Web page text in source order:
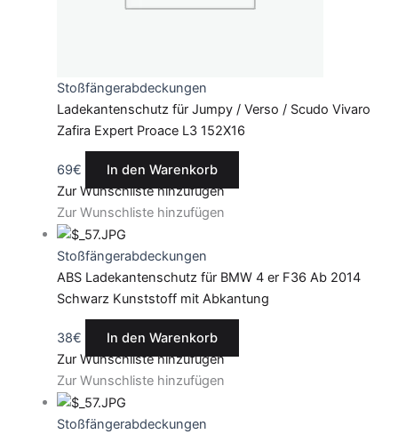
Stoßfängerabdeckungen
Ladekantenschutz für Jumpy / Verso / Scudo Vivaro
Zafira Expert Proace L3 152X16
69€
In den Warenkorb
Zur Wunschliste hinzufügen
Zur Wunschliste hinzufügen
Stoßfängerabdeckungen
ABS Ladekantenschutz für BMW 4 er F36 Ab 2014
Schwarz Kunststoff mit Abkantung
38€
In den Warenkorb
Zur Wunschliste hinzufügen
Zur Wunschliste hinzufügen
Stoßfängerabdeckungen